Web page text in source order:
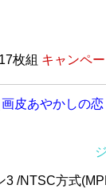
枚組 キャンペ
画皮あやかしの
3 /NTSC方式